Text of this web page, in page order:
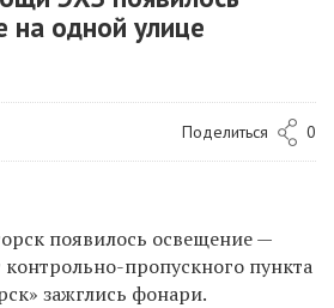
одной улице
Поделиться 0
появилось освещение —
контрольно-пропускного пункта
зажглись фонари.